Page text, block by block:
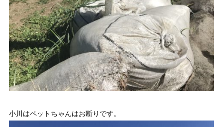
小川はペットちゃんはお断りです。